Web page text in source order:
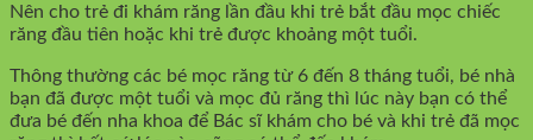
Nên cho trẻ đi khám răng lần đầu khi trẻ bắt đầu mọc chiếc
răng đầu tiên hoặc khi trẻ được khoảng một tuổi.
Thông thường các bé mọc răng từ 6 đến 8 tháng tuổi, bé nhà
bạn đã được một tuổi và mọc đủ răng thì lúc này bạn có thể
đưa bé đến nha khoa để Bác sĩ khám cho bé và khi trẻ đã mọc